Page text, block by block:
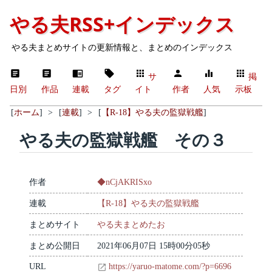
やる夫RSS+インデックス
やる夫まとめサイトの更新情報と、まとめのインデックス
日別 作品 連載 タグ
サ
イト
作者 人気
掲
示板
[ホーム] > [連載] > [ 【R-18】やる夫の監獄戦艦]
やる夫の監獄戦艦 その３
作者 ◆nCjAKRISxo
連載 【R-18】やる夫の監獄戦艦
まとめサイト やる夫まとめたお
まとめ公開日 2021年06月07日 15時00分05秒
URL https://yaruo-matome.com/?p=6696